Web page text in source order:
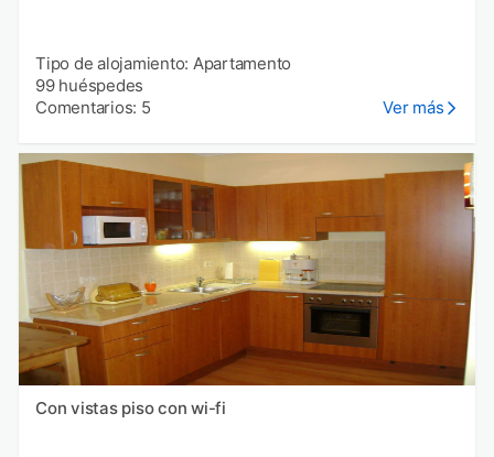
Tipo de alojamiento: Apartamento
99 huéspedes
Comentarios: 5
Ver más
Con vistas piso con wi-fi